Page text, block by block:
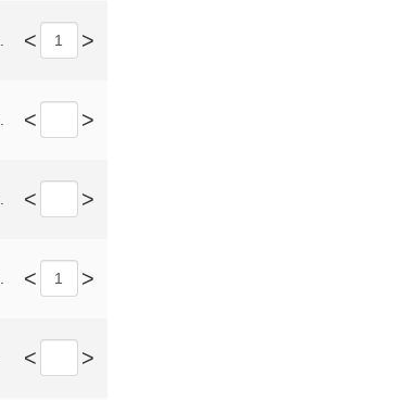
< >
< >
< >
< >
< >